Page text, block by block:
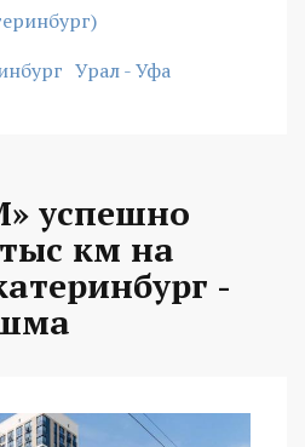
Урал - Уфа
успешно
км на
-